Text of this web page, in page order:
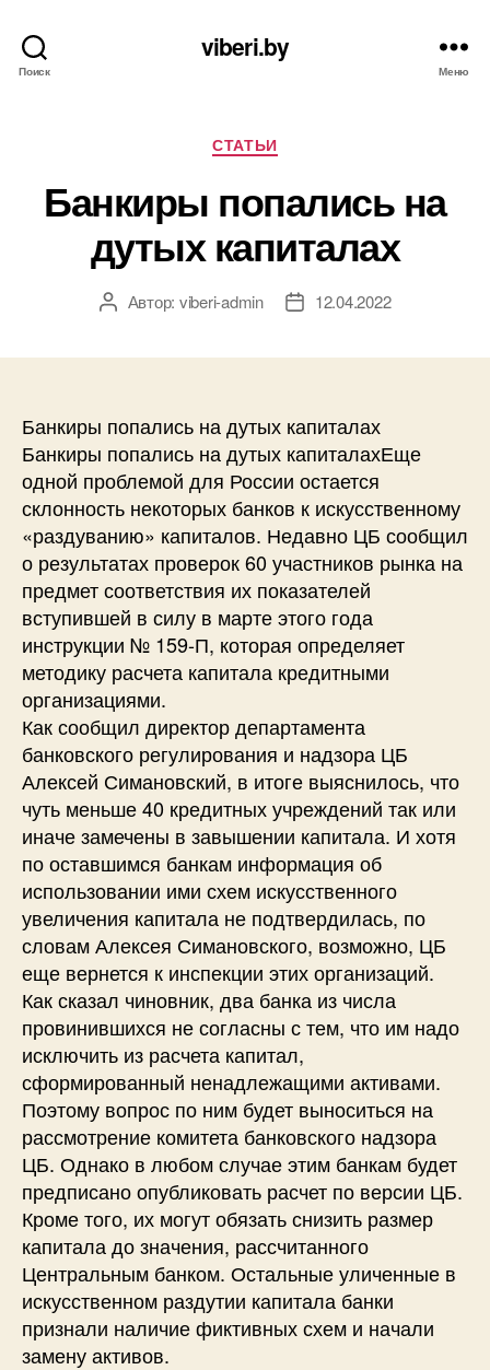
Поиск
viberi.by
Меню
Рубрики
СТАТЬИ
Банкиры попались на
дутых капиталах
АвторАвтор: viberi-admin
Дата12.04.2022
Банкиры попались на дутых капиталах
Банкиры попались на дутых капиталахЕще
одной проблемой для России остается
склонность некоторых банков к искусственному
«раздуванию» капиталов. Недавно ЦБ сообщил
о результатах проверок 60 участников рынка на
предмет соответствия их показателей
вступившей в силу в марте этого года
инструкции № 159-П, которая определяет
методику расчета капитала кредитными
организациями.
Как сообщил директор департамента
банковского регулирования и надзора ЦБ
Алексей Симановский, в итоге выяснилось, что
чуть меньше 40 кредитных учреждений так или
иначе замечены в завышении капитала. И хотя
по оставшимся банкам информация об
использовании ими схем искусственного
увеличения капитала не подтвердилась, по
словам Алексея Симановского, возможно, ЦБ
еще вернется к инспекции этих организаций.
Как сказал чиновник, два банка из числа
провинившихся не согласны с тем, что им надо
исключить из расчета капитал,
сформированный ненадлежащими активами.
Поэтому вопрос по ним будет выноситься на
рассмотрение комитета банковского надзора
ЦБ. Однако в любом случае этим банкам будет
предписано опубликовать расчет по версии ЦБ.
Кроме того, их могут обязать снизить размер
капитала до значения, рассчитанного
Центральным банком. Остальные уличенные в
искусственном раздутии капитала банки
признали наличие фиктивных схем и начали
замену активов.